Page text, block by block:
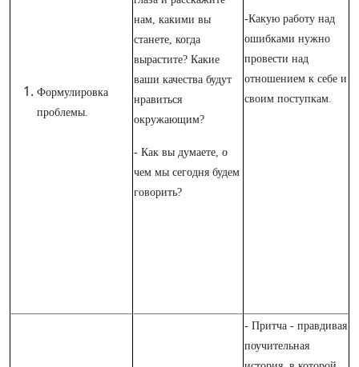
Формулировка
проблемы.
нам, какими вы
станете, когда
вырастите? Какие
ваши качества будут
нравиться
окружающим?
- Как вы думаете, о
чем мы сегодня будем
говорить?
-Какую работу над
ошибками нужно
провести над
отношением к себе и
своим поступкам.
- Притча - правдивая
поучительная